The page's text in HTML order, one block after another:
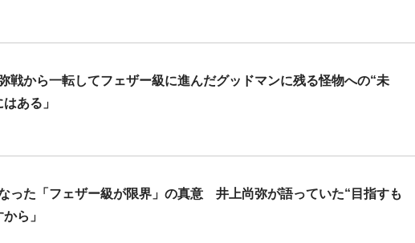
戦から一転してフェザー級に進んだグッドマンに残る怪物への“未
ある」
った「フェザー級が限界」の真意 井上尚弥が語っていた“目指すも
ら」